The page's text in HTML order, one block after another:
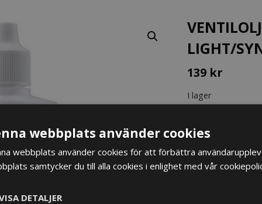
LIGHT/
139 kr
I lager
Yamaha,
super
light/syntetisk
mängd
LÄGG TILL I
webbplats använder cookies
webbplats använder cookies för att förbättra
samtycker du till alla cookies i enlighet med vår
DETALJER